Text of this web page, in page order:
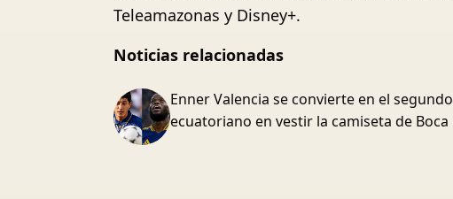
Teleamazonas y Disney+.
Noticias relacionadas
Enner Valencia se convierte en el segundo
ecuatoriano en vestir la camiseta de Boca